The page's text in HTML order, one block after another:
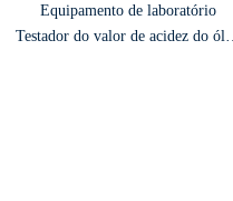
Equipamento de laboratório
Testador do valor de acidez do óleo